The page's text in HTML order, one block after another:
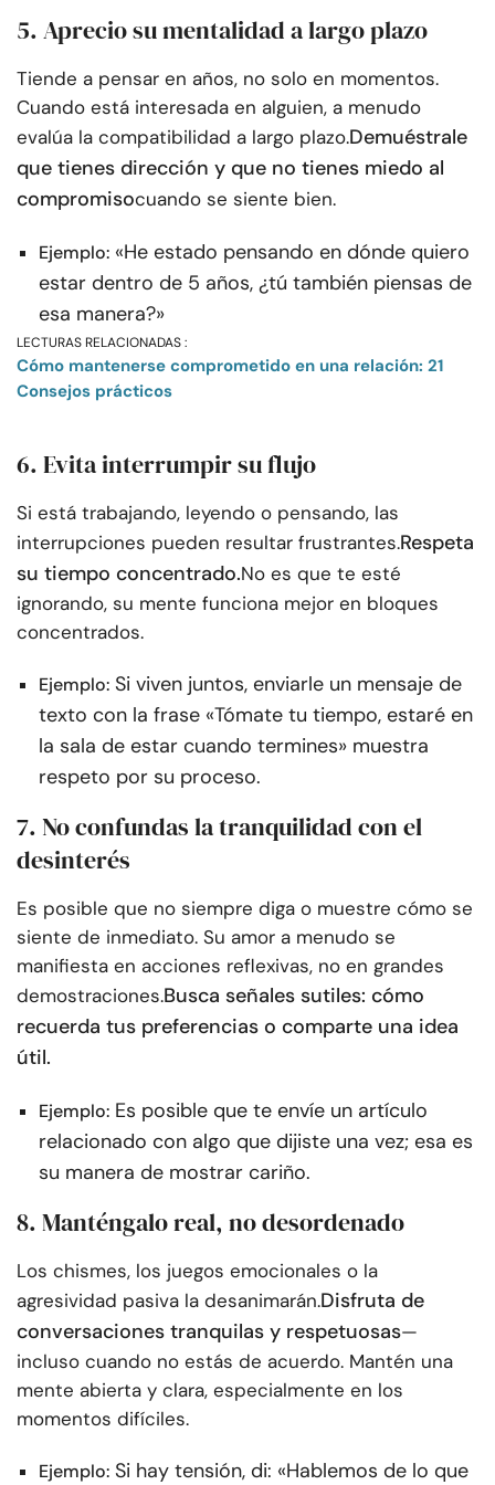
5. Aprecio su mentalidad a largo plazo
Tiende a pensar en años, no solo en momentos.
Cuando está interesada en alguien, a menudo
evalúa la compatibilidad a largo plazo.Demuéstrale
que tienes dirección y que no tienes miedo al
compromisocuando se siente bien.
Ejemplo: «He estado pensando en dónde quiero
estar dentro de 5 años, ¿tú también piensas de
esa manera?»
LECTURAS RELACIONADAS :
Cómo mantenerse comprometido en una relación: 21
Consejos prácticos
6. Evita interrumpir su flujo
Si está trabajando, leyendo o pensando, las
interrupciones pueden resultar frustrantes.Respeta
su tiempo concentrado.No es que te esté
ignorando, su mente funciona mejor en bloques
concentrados.
Ejemplo: Si viven juntos, enviarle un mensaje de
texto con la frase «Tómate tu tiempo, estaré en
la sala de estar cuando termines» muestra
respeto por su proceso.
7. No confundas la tranquilidad con el
desinterés
Es posible que no siempre diga o muestre cómo se
siente de inmediato. Su amor a menudo se
manifiesta en acciones reflexivas, no en grandes
demostraciones.Busca señales sutiles: cómo
recuerda tus preferencias o comparte una idea
útil.
Ejemplo: Es posible que te envíe un artículo
relacionado con algo que dijiste una vez; esa es
su manera de mostrar cariño.
8. Manténgalo real, no desordenado
Los chismes, los juegos emocionales o la
agresividad pasiva la desanimarán.Disfruta de
conversaciones tranquilas y respetuosas—
incluso cuando no estás de acuerdo. Mantén una
mente abierta y clara, especialmente en los
momentos difíciles.
Ejemplo: Si hay tensión, di: «Hablemos de lo que